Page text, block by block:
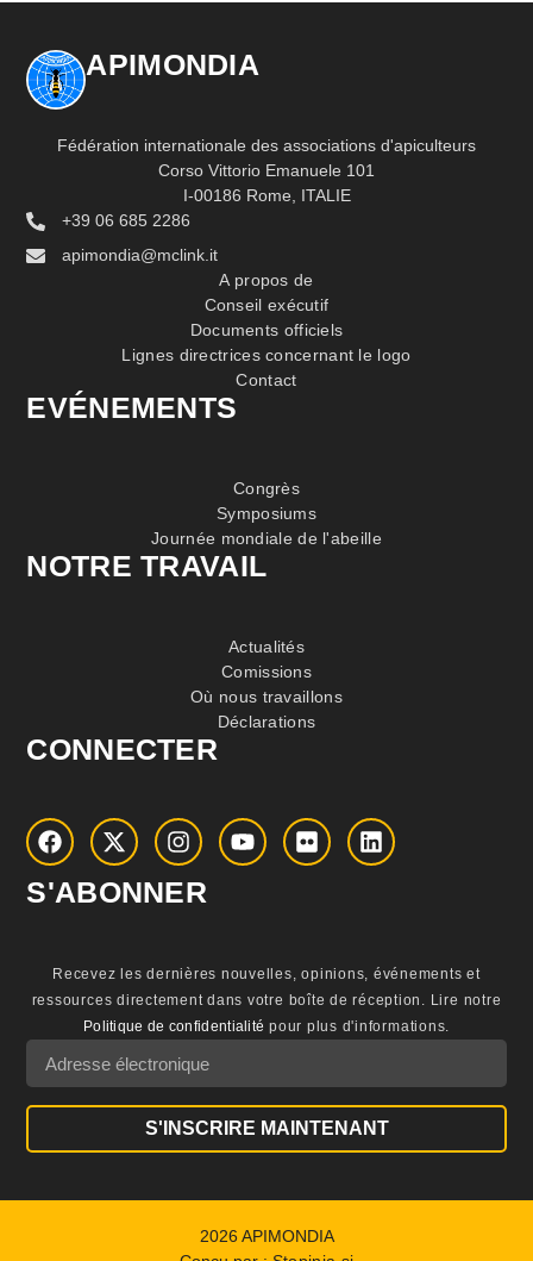
APIMONDIA
Fédération internationale des associations d'apiculteurs
Corso Vittorio Emanuele 101
I-00186 Rome, ITALIE
+39 06 685 2286
apimondia@mclink.it
A propos de
Conseil exécutif
Documents officiels
Lignes directrices concernant le logo
Contact
EVÉNEMENTS
Congrès
Symposiums
Journée mondiale de l'abeille
NOTRE TRAVAIL
Actualités
Comissions
Où nous travaillons
Déclarations
CONNECTER
S'ABONNER
Recevez les dernières nouvelles, opinions, événements et
ressources directement dans votre boîte de réception. Lire notre
Politique de confidentialité pour plus d'informations.
S'INSCRIRE MAINTENANT
2026 APIMONDIA